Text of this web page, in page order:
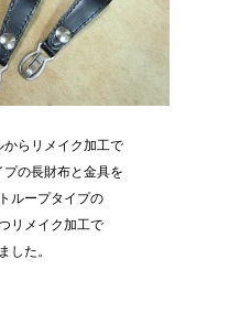
らリメイク加工で
の長財布と金具を
ループタイプの
リメイク加工で
した。